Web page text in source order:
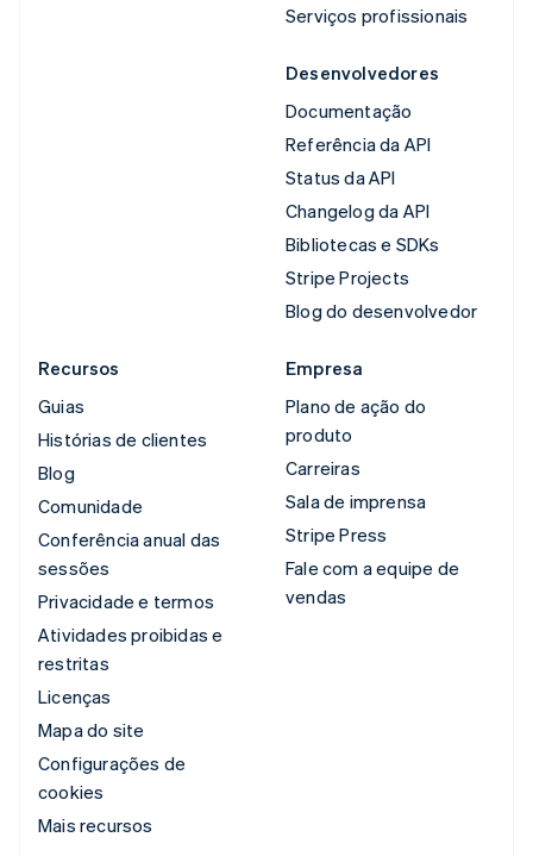
Serviços profissionais
Desenvolvedores
Documentação
Referência da API
Status da API
Changelog da API
Bibliotecas e SDKs
Stripe Projects
Blog do desenvolvedor
Recursos
Guias
Histórias de clientes
Blog
Comunidade
Conferência anual das
sessões
Privacidade e termos
Atividades proibidas e
restritas
Licenças
Mapa do site
Configurações de
cookies
Mais recursos
Empresa
Plano de ação do
produto
Carreiras
Sala de imprensa
Stripe Press
Fale com a equipe de
vendas